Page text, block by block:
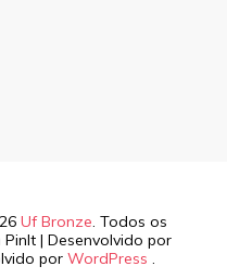
Uf Bronze. Todos os
PinIt | Desenvolvido por
por WordPress .